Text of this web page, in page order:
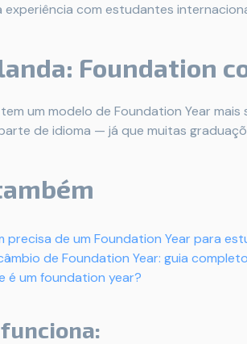
experiência com estudantes
Foundation
um modelo de Foundation Year
de idioma — já que muitas
precisa de um Foundation Year para
de Foundation Year: guia completo
é um foundation year?